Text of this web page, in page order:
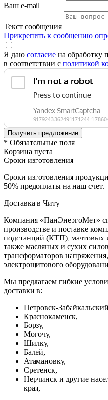
Ваш e-mail
Текст сообщения
Прикрепить к сообщению
Я даю согласие на обработку
в соответствии с политикой
* Обязательные поля
Корзина пуста
Сроки изготовления
Сроки изготовления
50% предоплаты на наш счет.
Доставка в Читу
Компания «ПанЭнергоМет»
производстве и поставке
подстанций (КТП), мачтовых
также масляных и сухих
трансформаторов
электрощитового
Мы предлагаем гибкие
доставки в:
Петровск-
Краснокаменск,
Борзу,
Могочу,
Шилку,
Балей,
Атамановку,
Сретенск,
Нерчинск и другие
края,